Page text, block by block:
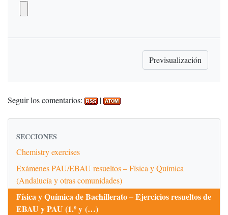
Seguir los comentarios: |
SECCIONES
Chemistry exercises
Exámenes PAU/EBAU resueltos – Física y Química
(Andalucía y otras comunidades)
Física y Química de Bachillerato – Ejercicios resueltos de
EBAU y PAU (1.º y (…)